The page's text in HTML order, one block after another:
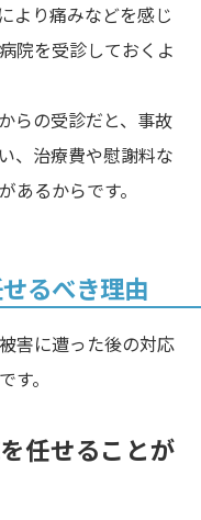
より痛みなどを感じ
院を受診しておくよ
らの受診だと、事故
、治療費や慰謝料な
あるからです。
るべき理由
害に遭った後の対応
。
任せることが